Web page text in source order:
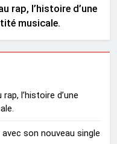
rap, l’histoire d’une
musicale.
l’histoire d’une
son nouveau single